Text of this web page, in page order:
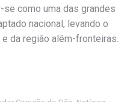
se como uma das grandes
nacional, levando o
da região além-fronteiras.